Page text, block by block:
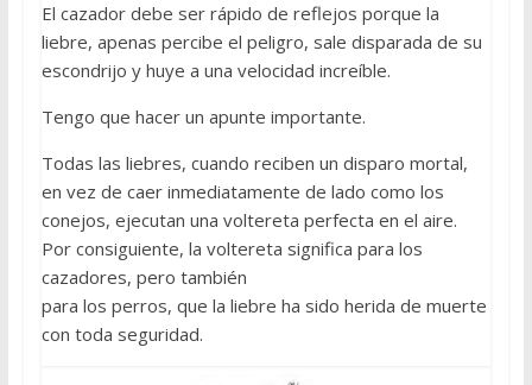
El cazador debe ser rápido de reflejos porque la
liebre, apenas percibe el peligro, sale disparada de su
escondrijo y huye a una velocidad increíble.
Tengo que hacer un apunte importante.
Todas las liebres, cuando reciben un disparo mortal,
en vez de caer inmediatamente de lado como los
conejos, ejecutan una voltereta perfecta en el aire.
Por consiguiente, la voltereta significa para los
cazadores, pero también
para los perros, que la liebre ha sido herida de muerte
con toda seguridad.